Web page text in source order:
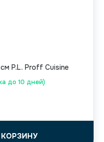
до 10 дней)
P.L. Proff Cuisine